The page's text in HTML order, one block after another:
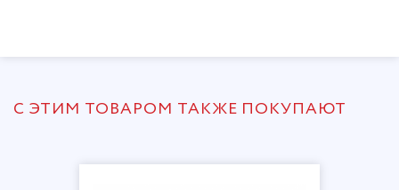
С ЭТИМ ТОВАРОМ ТАКЖЕ ПОКУПАЮТ